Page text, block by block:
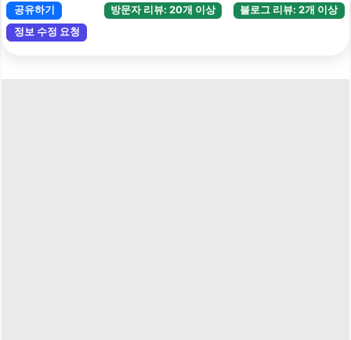
블로그 리뷰: 2개 이상
방문자 리뷰: 20개 이상
공유하기
정보 수정 요청